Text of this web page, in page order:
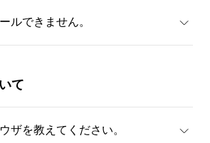
ルできません。
て
ザを教えてください。